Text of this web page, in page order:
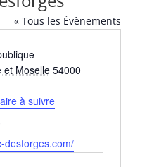
« Tous les Évènements
et Moselle 54000
à suivre
desforges.com/